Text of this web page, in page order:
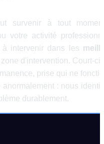
survenir à tout
votre activité
intervenir dans les
d'intervention. Court-
prise qui ne
: nous
durablement.